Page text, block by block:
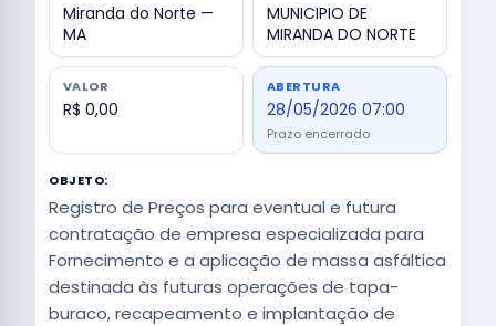
Miranda do Norte —
MA
MUNICIPIO DE
MIRANDA DO NORTE
VALOR
R$ 0,00
ABERTURA
28/05/2026 07:00
Prazo encerrado
OBJETO:
Registro de Preços para eventual e futura
contratação de empresa especializada para
Fornecimento e a aplicação de massa asfáltica
destinada às futuras operações de tapa-
buraco, recapeamento e implantação de